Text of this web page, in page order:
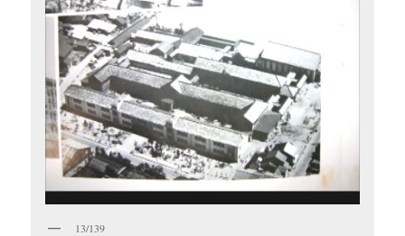
13/139